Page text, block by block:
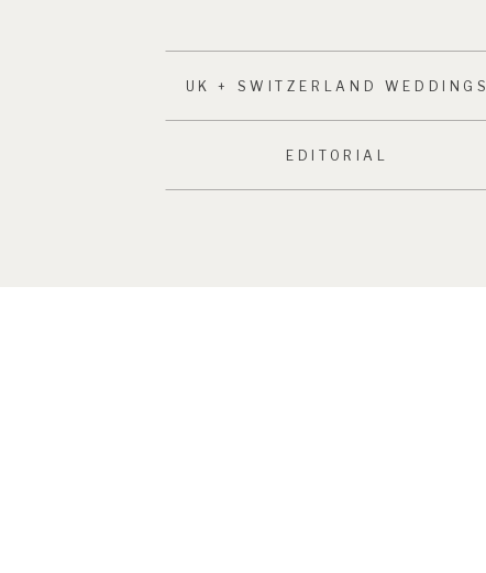
UK + SWITZERLAND WEDDINGS
EDITORIAL